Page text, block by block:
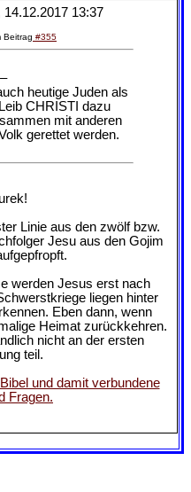
14.12.2017 13:37
Beitrag #355
heutige Juden als
CHRISTI dazu
mit anderen
gerettet werden.
Linie aus den zwölf bzw.
Jesu aus den Gojim
werden Jesus erst nach
liegen hinter
Eben dann, wenn
Heimat zurückkehren.
nicht an der ersten
teil.
und damit verbundene
Fragen.